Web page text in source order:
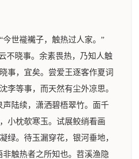
世褦襶子，触热过人家。”
不晓事。余素畏热，乃知人触
事，宜矣。尝爱王逐客作夏词
李等事，而天然有尘外凉思。
声陆续，潇洒碧梧翠竹。面千
小枕欹寒玉。试展鲛绡看画
绿。待玉漏穿花，银河垂地，
非触热者之所知也。苕溪渔隐